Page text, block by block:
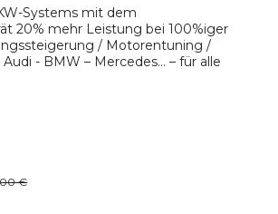
Systems mit dem
20% mehr Leistung bei 100%iger
/ Motorentuning /
- BMW – Mercedes… – für alle
als Powerbox oder Tuningbox
sich von den üblichen
€